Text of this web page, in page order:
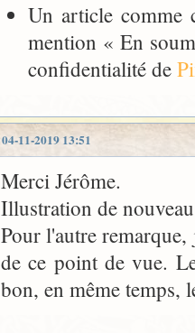
Un article comme
mention « En
confidentialité de
04-11-2019 13:51
Merci Jérôme.
Illustration de
Pour l'autre
de ce point de vue.
bon, en même temps,